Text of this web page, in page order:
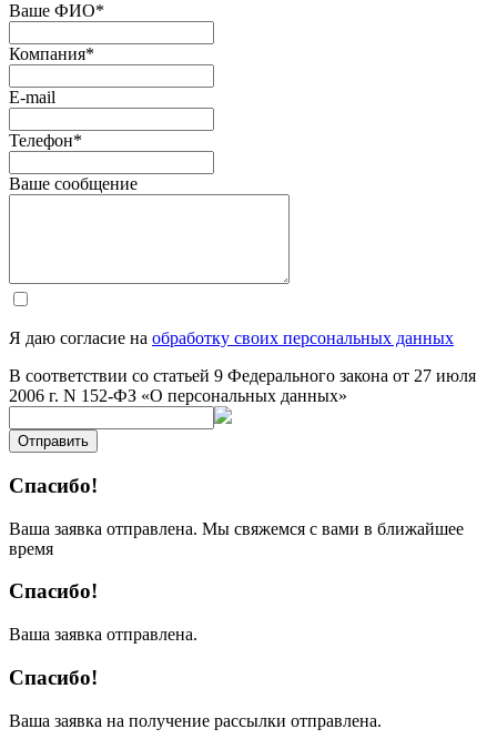
Ваше ФИО*
Компания*
E-mail
Телефон*
Ваше сообщение
Я даю согласие на обработку своих персональных данных
В соответствии со статьей 9 Федерального закона от 27 июля
2006 г. N 152-ФЗ «О персональных данных»
Отправить
Спасибо!
Ваша заявка отправлена. Мы свяжемся с вами в ближайшее
время
Спасибо!
Ваша заявка отправлена.
Спасибо!
Ваша заявка на получение рассылки отправлена.